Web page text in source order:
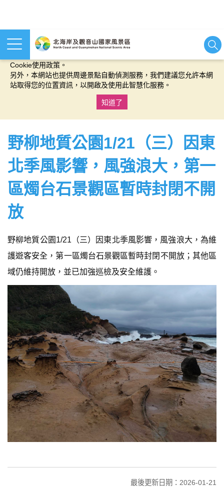
本網站使用cookies等相關技術以持續優化網站服務，並有助於為
Cookie使用政策。
另外，本網站也提供周邊景點自動偵測服務，我們建議您允許本網
站取得您的位置資訊，以開啟及使用此智慧化服務。
知道了
野柳地質公園1/21（三）因東
北季風影響，風強浪大，第一
區燭台石景觀區暫時封閉不開
放
野柳地質公園1/21（三）因東北季風影響，風強浪大，為維
護遊客安全，第一區燭台石景觀區暫時封閉不開放；其他區
域仍維持開放，並已加強巡檢及安全維護。
最後更新日期：2026-01-21